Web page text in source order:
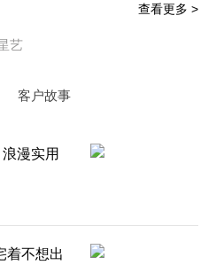
艺
查看更多 >
客户故事
漫实用
着不想出